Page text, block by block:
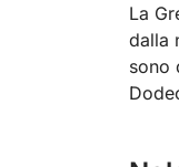
La
dalla
sono